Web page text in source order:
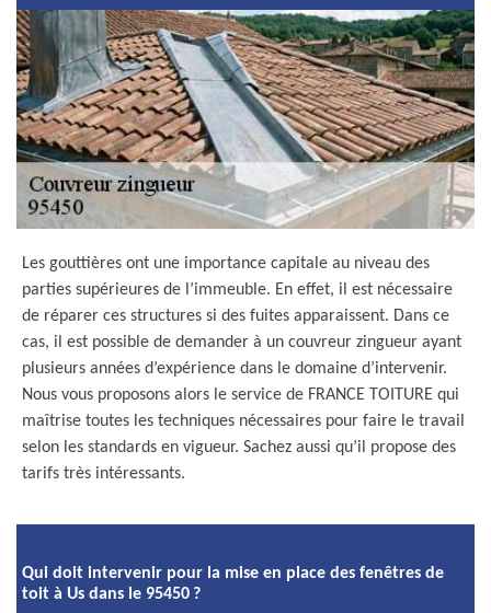
Les gouttières ont une importance capitale au niveau des
parties supérieures de l’immeuble. En effet, il est nécessaire
de réparer ces structures si des fuites apparaissent. Dans ce
cas, il est possible de demander à un couvreur zingueur ayant
plusieurs années d’expérience dans le domaine d’intervenir.
Nous vous proposons alors le service de FRANCE TOITURE qui
maîtrise toutes les techniques nécessaires pour faire le travail
selon les standards en vigueur. Sachez aussi qu’il propose des
tarifs très intéressants.
Qui doit intervenir pour la mise en place des fenêtres de
toit à Us dans le 95450 ?